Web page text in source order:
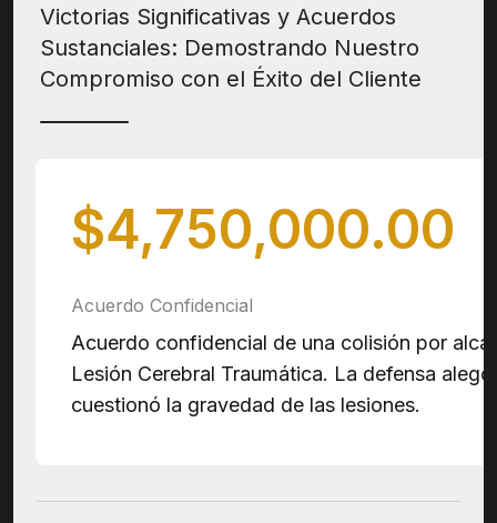
Victorias Significativas y Acuerdos
Sustanciales: Demostrando Nuestro
Compromiso con el Éxito del Cliente
$4,750,000.00
Acuerdo Confidencial
Acuerdo confidencial de una colisión por
Lesión Cerebral Traumática. La defensa
cuestionó la gravedad de las lesiones.